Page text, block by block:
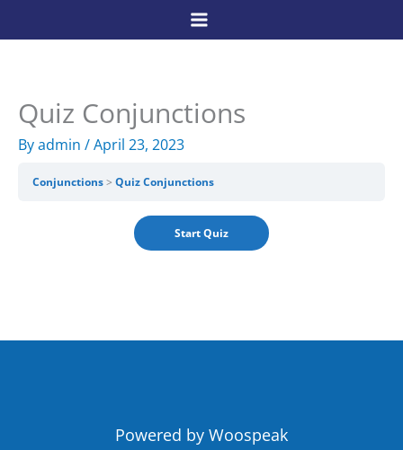
to
Quiz Conjunctions
Byadmin /April 23, 2023
Conjunctions Quiz Conjunctions
Powered by Woospeak